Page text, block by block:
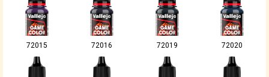
72015 72016 72019 72020